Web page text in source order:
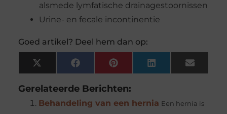
alsmede lymfatische drainagestoornissen
Urine- en fecale incontinentie
Goed artikel? Deel hem dan op:
X
(Twitter)
FacebookPinterest LinkedIn Email
Gerelateerde Berichten:
Behandeling van een hernia Een hernia is